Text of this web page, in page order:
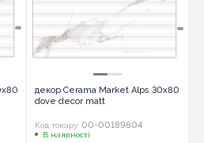
декор Cerama Market Alps 30x80
dove decor matt
Код товару: 00-00189804
В наявності